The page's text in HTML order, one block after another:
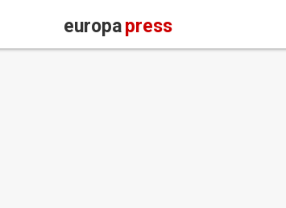
europapress